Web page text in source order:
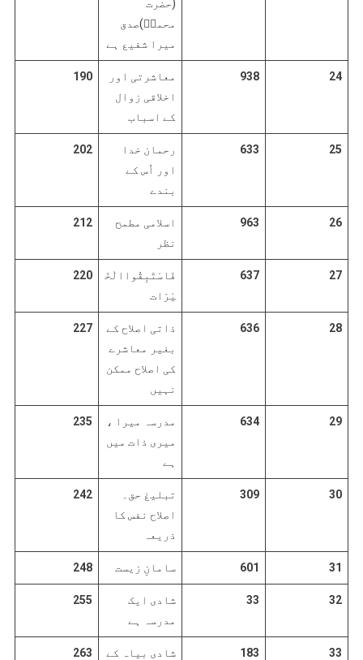
(حضرت
محمدؐ)صدق
میرا شفیع ہے
24
938
معاشرتی اور
اخلاقی زوال
کے اسباب
190
25
633
رحمان خدا
اور اُس کے
بندے
202
26
963
اسلامی مطمح
نظر
212
27
637
فَاسْتَبِقُواالْخَ
یْرَات
220
28
636
ذاتی اصلاح کے
بغیر معاشرے
کی اصلاح ممکن
نہیں
227
29
634
مدرسہ میرا ،
میری ذات میں
ہے
235
30
309
تبلیغ حق۔
اصلاح نفس کا
ذریعہ
242
31
601 سامانِ زیست 248
32
33
شادی ایک
مدرسہ ہے
255
33
183
شادی بیاہ کے
263